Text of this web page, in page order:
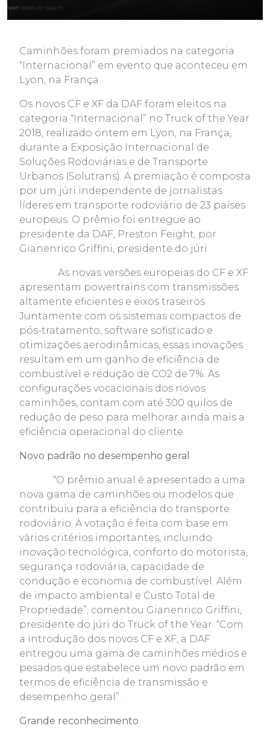
Caminhões foram premiados na categoria
“Internacional” em evento que aconteceu em
Lyon, na França
Os novos CF e XF da DAF foram eleitos na
categoria “Internacional” no Truck of the Year
2018, realizado ontem em Lyon, na França,
durante a Exposição Internacional de
Soluções Rodoviárias e de Transporte
Urbanos (Solutrans). A premiação é composta
por um júri independente de jornalistas
líderes em transporte rodoviário de 23 países
europeus. O prêmio foi entregue ao
presidente da DAF, Preston Feight, por
Gianenrico Griffini, presidente do júri.
As novas versões europeias do CF e XF
apresentam powertrains com transmissões
altamente eficientes e eixos traseiros.
Juntamente com os sistemas compactos de
pós-tratamento, software sofisticado e
otimizações aerodinâmicas, essas inovações
resultam em um ganho de eficiência de
combustível e redução de CO2 de 7%. As
configurações vocacionais dos novos
caminhões, contam com até 300 quilos de
redução de peso para melhorar ainda mais a
eficiência operacional do cliente.
Novo padrão no desempenho geral
“O prêmio anual é apresentado a uma
nova gama de caminhões ou modelos que
contribuiu para a eficiência do transporte
rodoviário. A votação é feita com base em
vários critérios importantes, incluindo
inovação tecnológica, conforto do motorista,
segurança rodoviária, capacidade de
condução e economia de combustível. Além
de impacto ambiental e Custo Total de
Propriedade”, comentou Gianenrico Griffini,
presidente do júri do Truck of the Year. “Com
a introdução dos novos CF e XF, a DAF
entregou uma gama de caminhões médios e
pesados que estabelece um novo padrão em
termos de eficiência de transmissão e
desempenho geral”.
Grande reconhecimento